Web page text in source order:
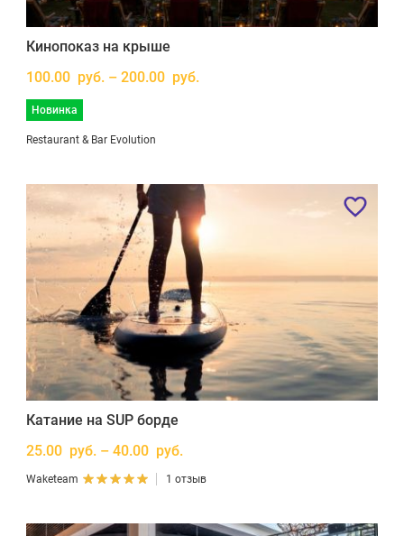
Кинопоказ на крыше
100.00 руб. – 200.00 руб.
Новинка
Restaurant & Bar Evolution
Катание на SUP борде
25.00 руб. – 40.00 руб.
Waketeam 1 отзыв